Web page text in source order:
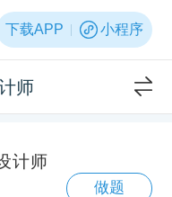
下载APP 小程序
师
计师
做题